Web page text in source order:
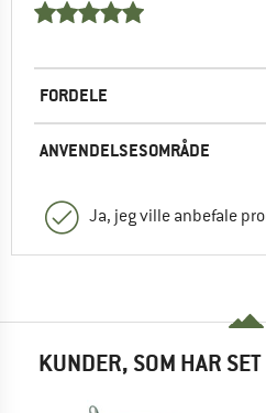
FORDELE
ANVENDELSESOMRÅDE
Ja, jeg ville anbefale
KUNDER, SOM HAR